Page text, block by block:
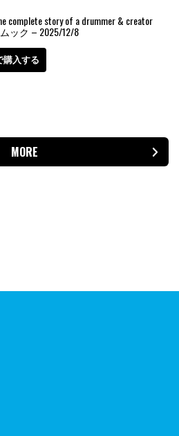
complete story of a drummer & creator
ック – 2025/12/8
購入する
MORE